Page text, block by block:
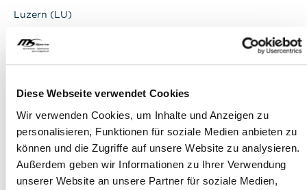
Diese Webseite verwendet Cookies
Wir verwenden Cookies, um Inhalte und Anzeigen zu
personalisieren, Funktionen für soziale Medien anbieten zu
können und die Zugriffe auf unsere Website zu analysieren.
Außerdem geben wir Informationen zu Ihrer Verwendung
unserer Website an unsere Partner für soziale Medien,
Luzern (LU)
27.07.2026 - 31.07.2026
C'était génial!
G26-011, Acer Nitro Gaming & Sport Camp
Mehrzweckhalle bei der OS Tafers